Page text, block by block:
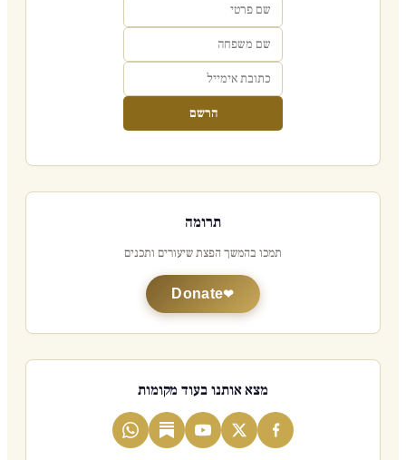
הרשם
תרומה
תמכו בהמשך הפצת שיעורים ותכנים
Donate
מצא אותנו בעוד מקומות